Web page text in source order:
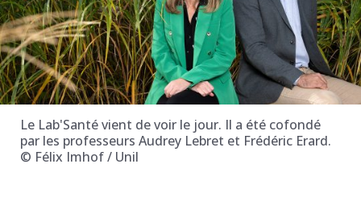
Le Lab'Santé vient de voir le jour. Il a été cofondé
par les professeurs Audrey Lebret et Frédéric Erard.
© Félix Imhof / Unil